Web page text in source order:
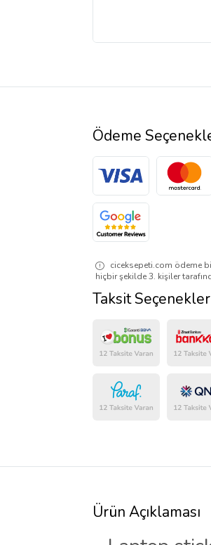
Ödeme
ciceksepeti.com ödeme
hiçbir şekilde 3. kişiler
Taksit
Ürün Açıklaması